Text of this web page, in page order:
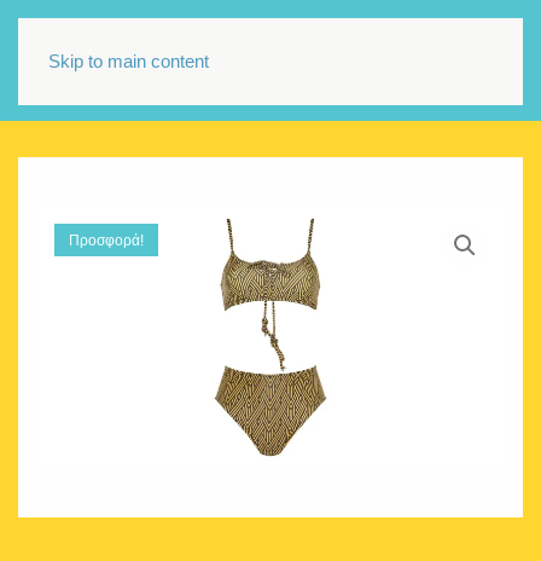
Skip to main content
Προσφορά!